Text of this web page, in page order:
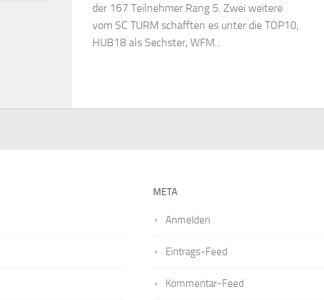
der 167 Teilnehmer Rang 5. Zwei weitere
vom SC TURM schafften es unter die TOP10,
HUB18 als Sechster, WFM...
META
Anmelden
Eintrags-Feed
Kommentar-Feed